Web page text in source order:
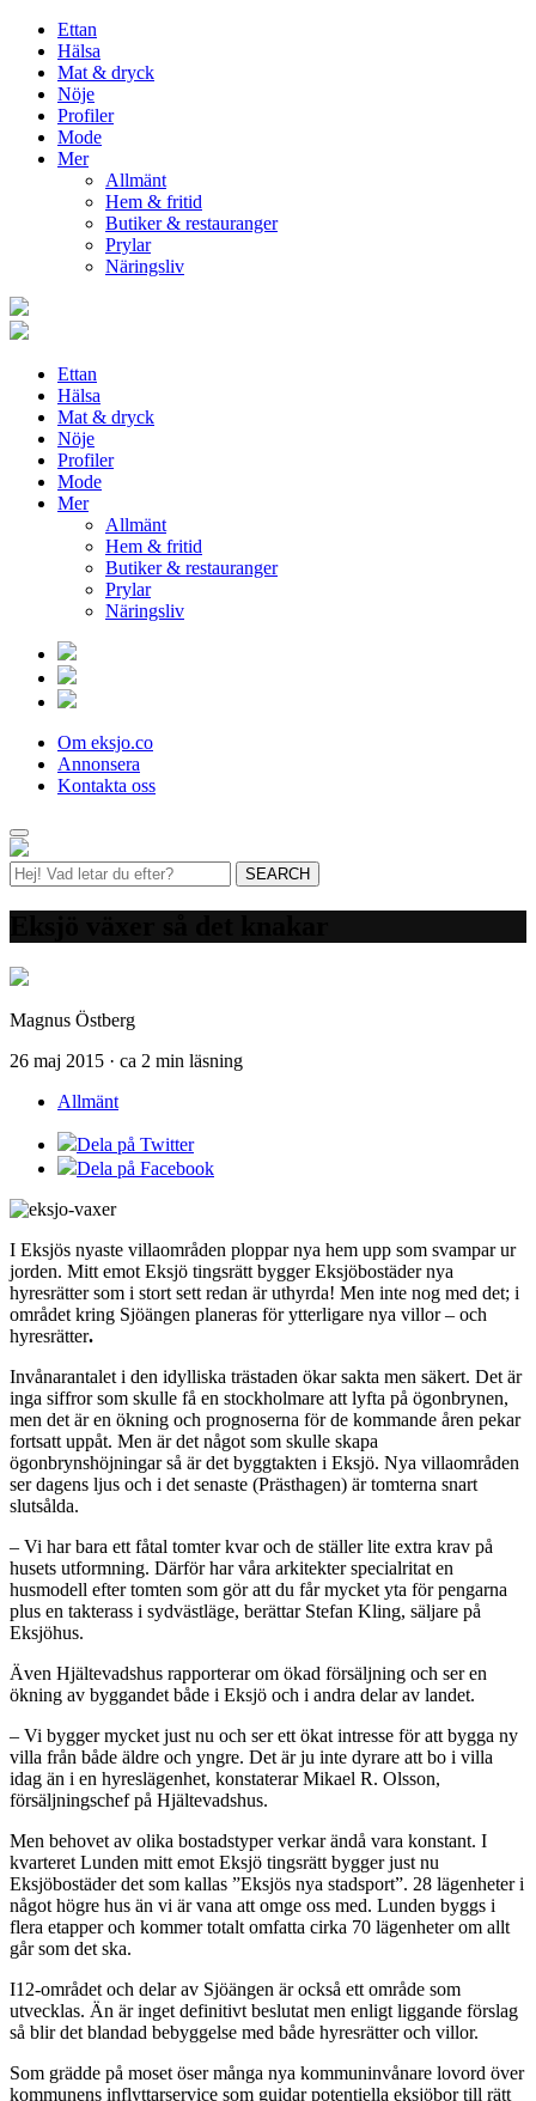
Ettan
Hälsa
Mat & dryck
Nöje
Profiler
Mode
Mer
Allmänt
Hem & fritid
Butiker & restauranger
Prylar
Näringsliv
Ettan
Hälsa
Mat & dryck
Nöje
Profiler
Mode
Mer
Allmänt
Hem & fritid
Butiker & restauranger
Prylar
Näringsliv
Om eksjo.co
Annonsera
Kontakta oss
Magnus Östberg
26 maj 2015 · ca 2 min läsning
Allmänt
Dela på Twitter
Dela på Facebook
I Eksjös nyaste villaområden ploppar nya hem upp som svampar ur
jorden. Mitt emot Eksjö tingsrätt bygger Eksjöbostäder nya
hyresrätter som i stort sett redan är uthyrda! Men inte nog med det; i
området kring Sjöängen planeras för ytterligare nya villor – och
hyresrätter.
Invånarantalet i den idylliska trästaden ökar sakta men säkert. Det är
inga siffror som skulle få en stockholmare att lyfta på ögonbrynen,
men det är en ökning och prognoserna för de kommande åren pekar
fortsatt uppåt. Men är det något som skulle skapa
ögonbrynshöjningar så är det byggtakten i Eksjö. Nya villaområden
ser dagens ljus och i det senaste (Prästhagen) är tomterna snart
slutsålda.
– Vi har bara ett fåtal tomter kvar och de ställer lite extra krav på
husets utformning. Därför har våra arkitekter specialritat en
husmodell efter tomten som gör att du får mycket yta för pengarna
plus en takterass i sydvästläge, berättar Stefan Kling, säljare på
Eksjöhus.
Även Hjältevadshus rapporterar om ökad försäljning och ser en
ökning av byggandet både i Eksjö och i andra delar av landet.
– Vi bygger mycket just nu och ser ett ökat intresse för att bygga ny
villa från både äldre och yngre. Det är ju inte dyrare att bo i villa
idag än i en hyreslägenhet, konstaterar Mikael R. Olsson,
försäljningschef på Hjältevadshus.
Men behovet av olika bostadstyper verkar ändå vara konstant. I
kvarteret Lunden mitt emot Eksjö tingsrätt bygger just nu
Eksjöbostäder det som kallas ”Eksjös nya stadsport”. 28 lägenheter i
något högre hus än vi är vana att omge oss med. Lunden byggs i
flera etapper och kommer totalt omfatta cirka 70 lägenheter om allt
går som det ska.
I12-området och delar av Sjöängen är också ett område som
utvecklas. Än är inget definitivt beslutat men enligt liggande förslag
så blir det blandad bebyggelse med både hyresrätter och villor.
Som grädde på moset öser många nya kommuninvånare lovord över
kommunens inflyttarservice som guidar potentiella eksjöbor till rätt